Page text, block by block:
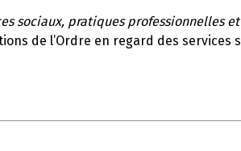
sociaux, pratiques professionnelles
de l’Ordre en regard des services